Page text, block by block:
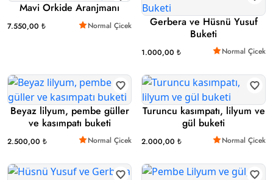
Mavi Orkide Aranjmanı
7.550,00 ₺ Normal Çicek
Gerbera ve Hüsnü Yusuf
Buketi
1.000,00 ₺ Normal Çicek
Beyaz lilyum, pembe güller
ve kasımpatı buketi
2.500,00 ₺ Normal Çicek
Turuncu kasımpatı, lilyum ve
gül buketi
2.000,00 ₺ Normal Çicek